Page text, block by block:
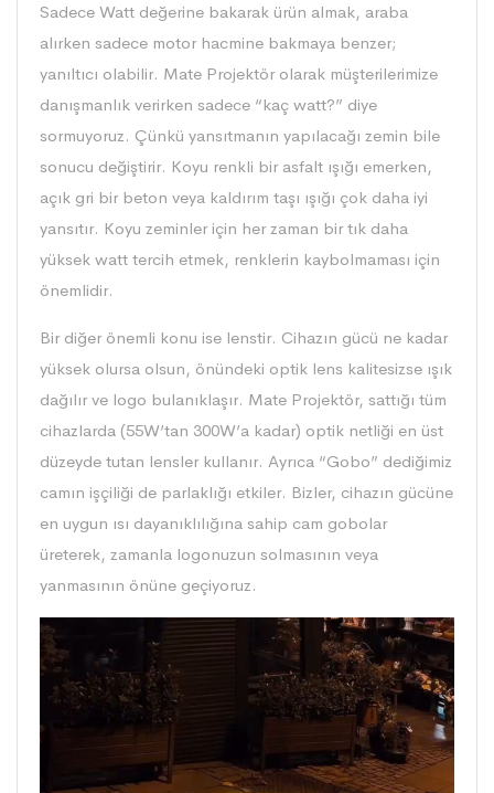
Sadece Watt değerine bakarak ürün almak, araba
alırken sadece motor hacmine bakmaya benzer;
yanıltıcı olabilir. Mate Projektör olarak müşterilerimize
danışmanlık verirken sadece “kaç watt?” diye
sormuyoruz. Çünkü yansıtmanın yapılacağı zemin bile
sonucu değiştirir. Koyu renkli bir asfalt ışığı emerken,
açık gri bir beton veya kaldırım taşı ışığı çok daha iyi
yansıtır. Koyu zeminler için her zaman bir tık daha
yüksek watt tercih etmek, renklerin kaybolmaması için
önemlidir.
Bir diğer önemli konu ise lenstir. Cihazın gücü ne kadar
yüksek olursa olsun, önündeki optik lens kalitesizse ışık
dağılır ve logo bulanıklaşır. Mate Projektör, sattığı tüm
cihazlarda (55W’tan 300W’a kadar) optik netliği en üst
düzeyde tutan lensler kullanır. Ayrıca “Gobo” dediğimiz
camın işçiliği de parlaklığı etkiler. Bizler, cihazın gücüne
en uygun ısı dayanıklılığına sahip cam gobolar
üreterek, zamanla logonuzun solmasının veya
yanmasının önüne geçiyoruz.